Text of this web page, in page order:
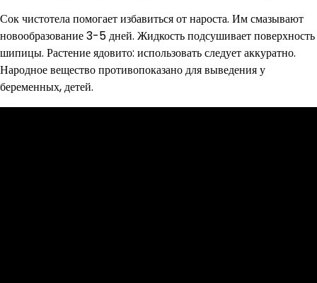
Сок чистотела помогает избавиться от нароста. Им смазывают
новообразование 3-5 дней. Жидкость подсушивает поверхность
шипицы. Растение ядовито: использовать следует аккуратно.
Народное вещество противопоказано для выведения у
беременных, детей.